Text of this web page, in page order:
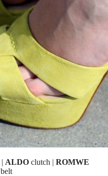
| ALDO clutch | ROMWE
belt